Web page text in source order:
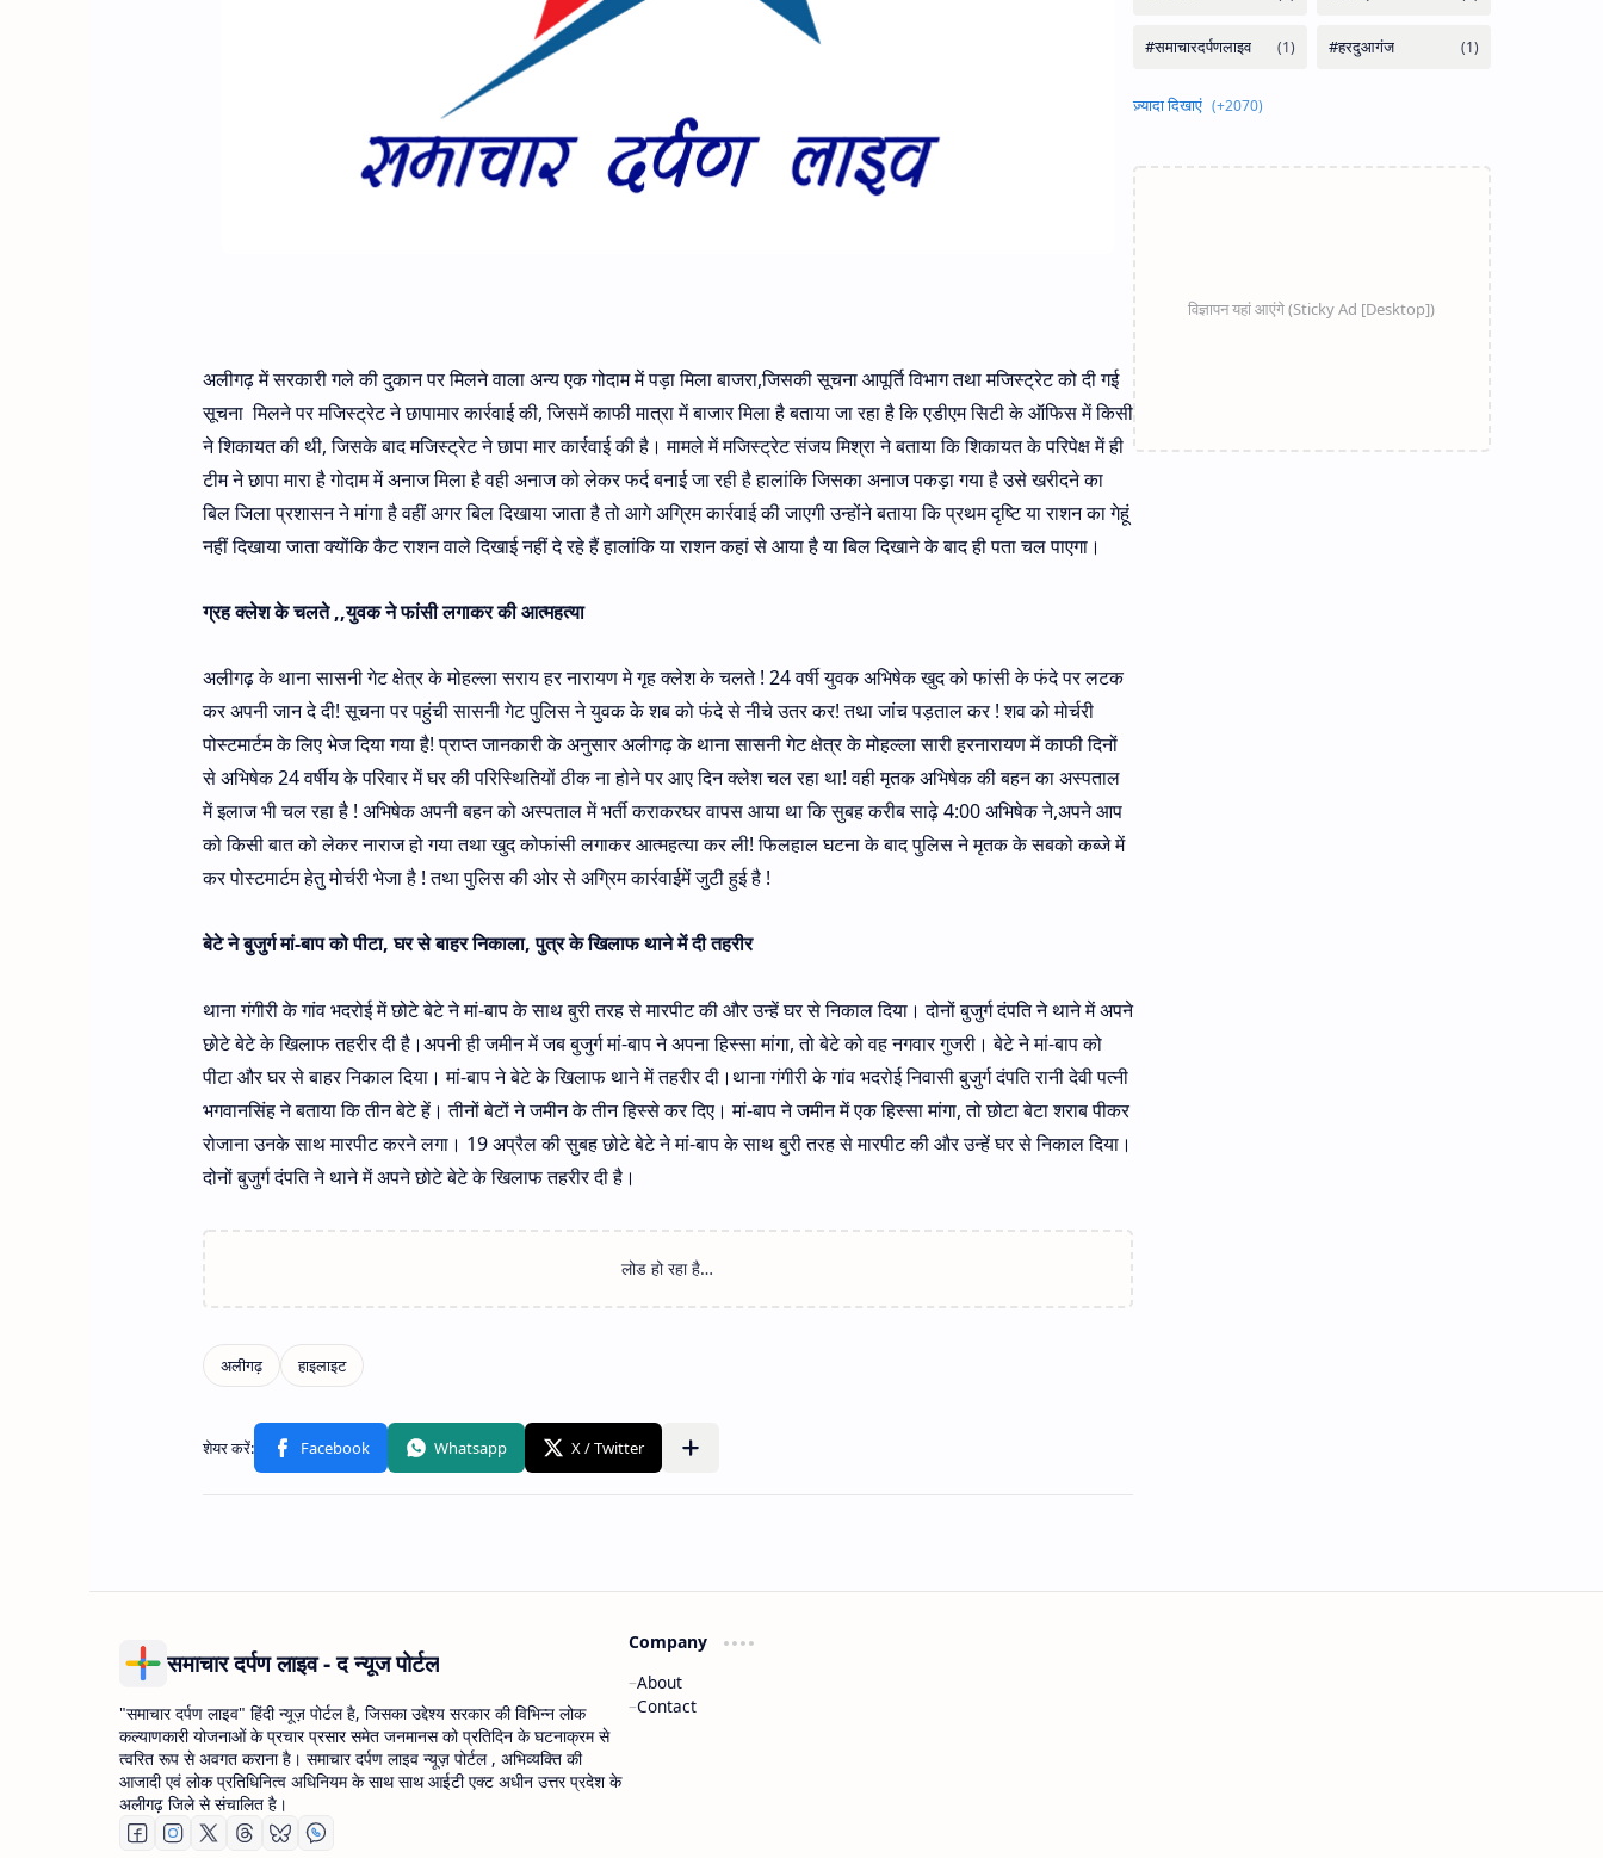
अलीगढ़ में सरकारी गले की दुकान पर मिलने वाला अन्य एक गोदाम में पड़ा मिला बाजरा,जिसकी सूचना आपूर्ति विभाग तथा मजिस्ट्रेट को दी गई
सूचना मिलने पर मजिस्ट्रेट ने छापामार कार्रवाई की, जिसमें काफी मात्रा में बाजार मिला है बताया जा रहा है कि एडीएम सिटी के ऑफिस में किसी
ने शिकायत की थी, जिसके बाद मजिस्ट्रेट ने छापा मार कार्रवाई की है। मामले में मजिस्ट्रेट संजय मिश्रा ने बताया कि शिकायत के परिपेक्ष में ही
टीम ने छापा मारा है गोदाम में अनाज मिला है वही अनाज को लेकर फर्द बनाई जा रही है हालांकि जिसका अनाज पकड़ा गया है उसे खरीदने का
बिल जिला प्रशासन ने मांगा है वहीं अगर बिल दिखाया जाता है तो आगे अग्रिम कार्रवाई की जाएगी उन्होंने बताया कि प्रथम दृष्टि या राशन का गेहूं
नहीं दिखाया जाता क्योंकि कैट राशन वाले दिखाई नहीं दे रहे हैं हालांकि या राशन कहां से आया है या बिल दिखाने के बाद ही पता चल पाएगा।
ग्रह क्लेश के चलते ,,युवक ने फांसी लगाकर की आत्महत्या
अलीगढ़ के थाना सासनी गेट क्षेत्र के मोहल्ला सराय हर नारायण मे गृह क्लेश के चलते ! 24 वर्षी युवक अभिषेक खुद को फांसी के फंदे पर लटक
कर अपनी जान दे दी! सूचना पर पहुंची सासनी गेट पुलिस ने युवक के शब को फंदे से नीचे उतर कर! तथा जांच पड़ताल कर ! शव को मोर्चरी
पोस्टमार्टम के लिए भेज दिया गया है! प्राप्त जानकारी के अनुसार अलीगढ़ के थाना सासनी गेट क्षेत्र के मोहल्ला सारी हरनारायण में काफी दिनों
से अभिषेक 24 वर्षीय के परिवार में घर की परिस्थितियों ठीक ना होने पर आए दिन क्लेश चल रहा था! वही मृतक अभिषेक की बहन का अस्पताल
में इलाज भी चल रहा है ! अभिषेक अपनी बहन को अस्पताल में भर्ती कराकरघर वापस आया था कि सुबह करीब साढ़े 4:00 अभिषेक ने,अपने आप
को किसी बात को लेकर नाराज हो गया तथा खुद कोफांसी लगाकर आत्महत्या कर ली! फिलहाल घटना के बाद पुलिस ने मृतक के सबको कब्जे में
कर पोस्टमार्टम हेतु मोर्चरी भेजा है ! तथा पुलिस की ओर से अग्रिम कार्रवाईमें जुटी हुई है !
बेटे ने बुजुर्ग मां-बाप को पीटा, घर से बाहर निकाला, पुत्र के खिलाफ थाने में दी तहरीर
थाना गंगीरी के गांव भदरोई में छोटे बेटे ने मां-बाप के साथ बुरी तरह से मारपीट की और उन्हें घर से निकाल दिया। दोनों बुजुर्ग दंपति ने थाने में अपने
छोटे बेटे के खिलाफ तहरीर दी है।अपनी ही जमीन में जब बुजुर्ग मां-बाप ने अपना हिस्सा मांगा, तो बेटे को वह नगवार गुजरी। बेटे ने मां-बाप को
पीटा और घर से बाहर निकाल दिया। मां-बाप ने बेटे के खिलाफ थाने में तहरीर दी।थाना गंगीरी के गांव भदरोई निवासी बुजुर्ग दंपति रानी देवी पत्नी
भगवानसिंह ने बताया कि तीन बेटे हें। तीनों बेटों ने जमीन के तीन हिस्से कर दिए। मां-बाप ने जमीन में एक हिस्सा मांगा, तो छोटा बेटा शराब पीकर
रोजाना उनके साथ मारपीट करने लगा। 19 अप्रैल की सुबह छोटे बेटे ने मां-बाप के साथ बुरी तरह से मारपीट की और उन्हें घर से निकाल दिया।
दोनों बुजुर्ग दंपति ने थाने में अपने छोटे बेटे के खिलाफ तहरीर दी है।
समाचार दर्पण लाइव - द न्यूज पोर्टल
"समाचार दर्पण लाइव" हिंदी न्यूज़ पोर्टल है, जिसका उद्देश्य सरकार की विभिन्न लोक
कल्याणकारी योजनाओं के प्रचार प्रसार समेत जनमानस को प्रतिदिन के घटनाक्रम से
त्वरित रूप से अवगत कराना है। समाचार दर्पण लाइव न्यूज़ पोर्टल , अभिव्यक्ति की
आजादी एवं लोक प्रतिधिनित्व अधिनियम के साथ साथ आईटी एक्ट अधीन उत्तर प्रदेश के
अलीगढ़ जिले से संचालित है।
Company
About
Contact